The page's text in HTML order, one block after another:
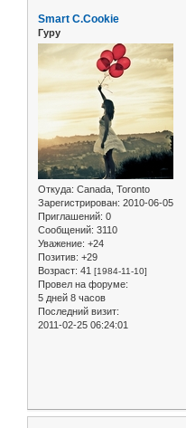
Smart C.Cookie
Гуру
Откуда: Canada, Toronto
Зарегистрирован: 2010-06-05
Приглашений: 0
Сообщений: 3110
Уважение: +24
Позитив: +29
Возраст: 41 [1984-11-10]
Провел на форуме:
5 дней 8 часов
Последний визит:
2011-02-25 06:24:01